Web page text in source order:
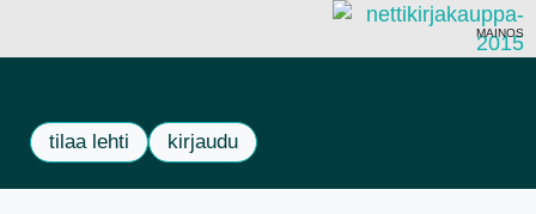
MAINOS
tilaa lehti kirjaudu